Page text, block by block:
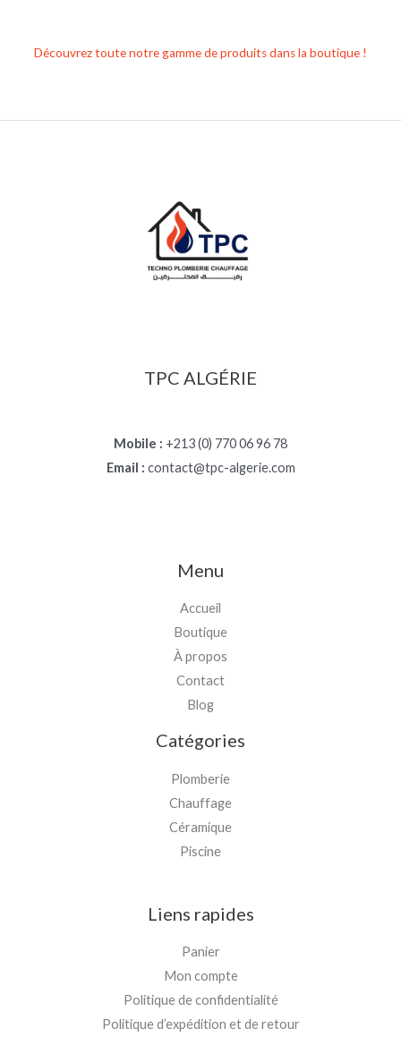
Découvrez toute notre gamme de produits dans la boutique !
TPC ALGÉRIE
Mobile : +213 (0) 770 06 96 78
Email : contact@tpc-algerie.com
Menu
Accueil
Boutique
À propos
Contact
Blog
Catégories
Plomberie
Chauffage
Céramique
Piscine
Liens rapides
Panier
Mon compte
Politique de confidentialité
Politique d’expédition et de retour